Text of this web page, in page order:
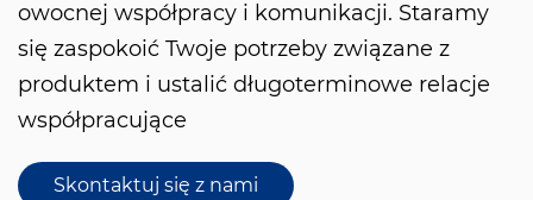
owocnej współpracy i komunikacji. Staramy
się zaspokoić Twoje potrzeby związane z
produktem i ustalić długoterminowe relacje
współpracujące
Skontaktuj się z nami